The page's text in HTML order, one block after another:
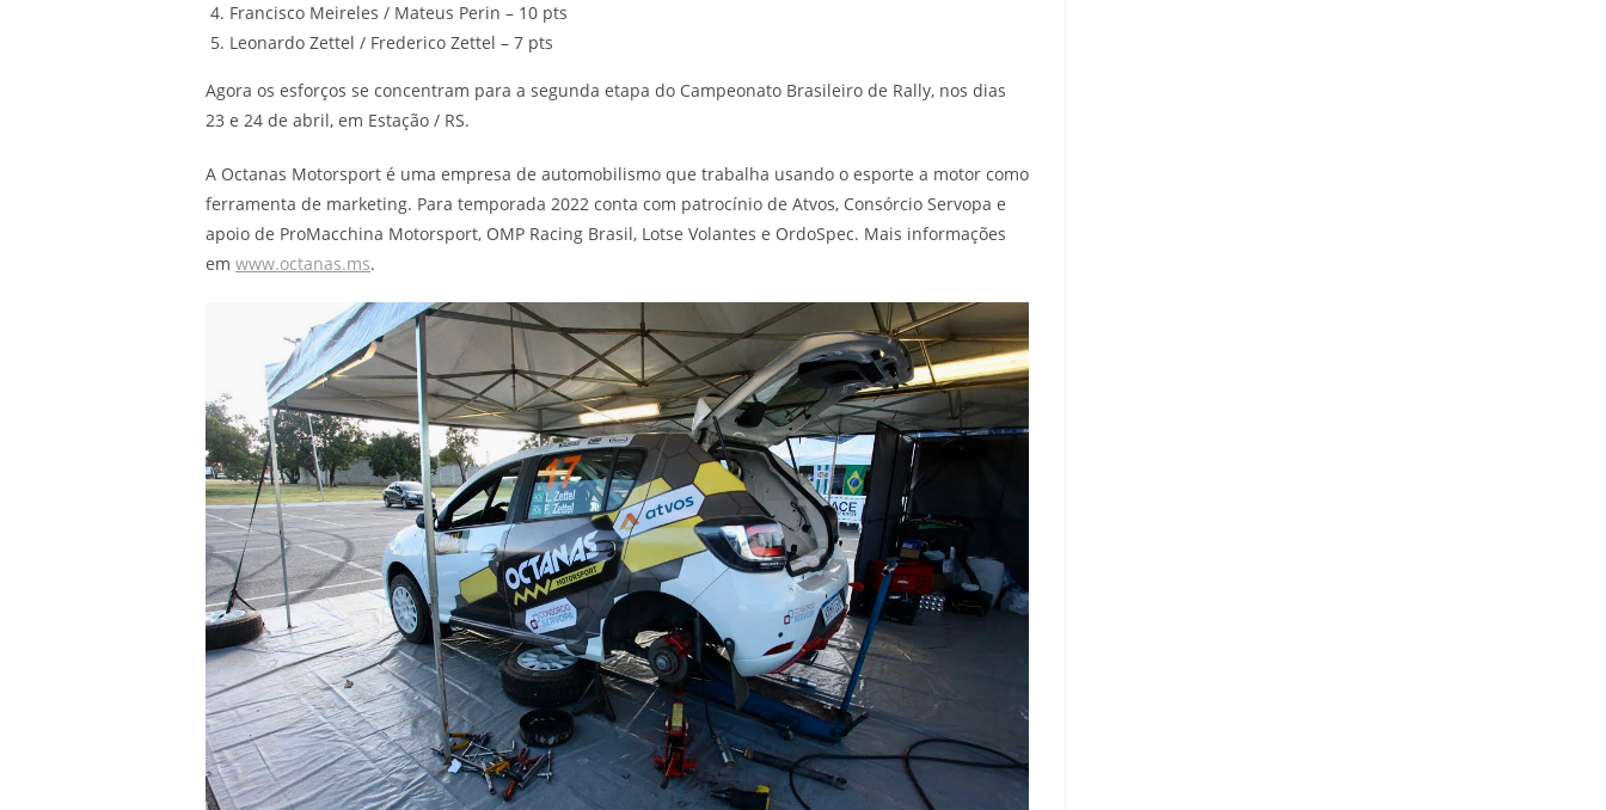
Francisco Meireles / Mateus Perin – 10 pts
Leonardo Zettel / Frederico Zettel – 7 pts
Agora os esforços se concentram para a segunda etapa do Campeonato Brasileiro de Rally, nos dias
23 e 24 de abril, em Estação / RS.
A Octanas Motorsport é uma empresa de automobilismo que trabalha usando o esporte a motor como
ferramenta de marketing. Para temporada 2022 conta com patrocínio de Atvos, Consórcio Servopa e
apoio de ProMacchina Motorsport, OMP Racing Brasil, Lotse Volantes e OrdoSpec. Mais informações
em www.octanas.ms.